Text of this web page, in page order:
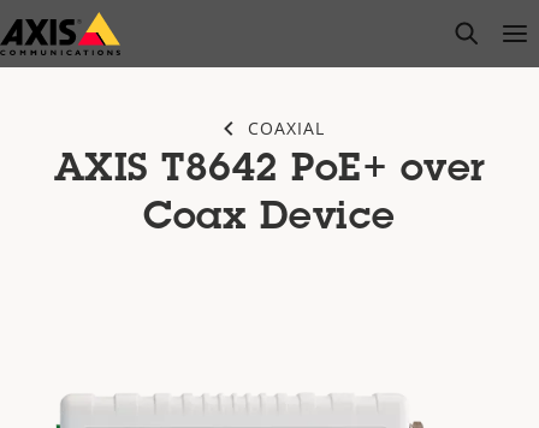
Saltar
al
open
COAXIAL
AXIS T8642 PoE+ over
Coax Device